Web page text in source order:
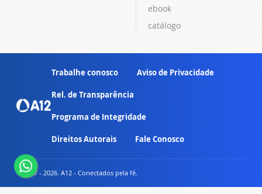
ebook
catálogo
Trabalhe conosco Aviso de Privacidade
Rel. de Transparência
Programa de Integridade
Direitos Autorais Fale Conosco
© 2007 - 2026. A12 - Conectados pela fé.